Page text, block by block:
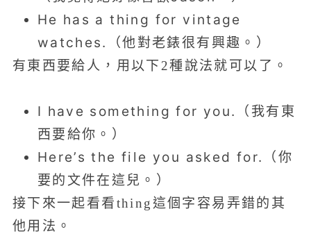
He has a thing for vintage
watches.（他對老錶很有興趣。）
有東西要給人，用以下2種說法就可以了。
I have something for you.（我有東
西要給你。）
Here’s the file you asked for.（你
要的文件在這兒。）
接下來一起看看thing這個字容易弄錯的其
他用法。